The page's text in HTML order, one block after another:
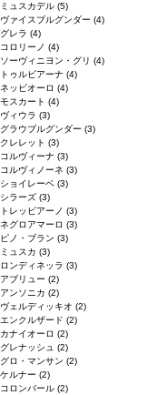
ミュスカデル (5)
ヴァイスブルグンダー (4)
グレラ (4)
コロリーノ (4)
ソーヴィニヨン・グリ (4)
トゥルビアーナ (4)
ネッビオーロ (4)
モスカート (4)
ヴィウラ (3)
グラウブルグンダー (3)
クレレット (3)
コルヴィーナ (3)
コルヴィノーネ (3)
ショイレーベ (3)
シラーズ (3)
トレッビアーノ (3)
ネグロアマーロ (3)
ピノ・ブラン (3)
ミュスカ (3)
ロンディネッラ (3)
アブリュー (2)
アンソニカ (2)
ヴェルディッキオ (2)
エンクルザード (2)
カナイオーロ (2)
グレナッシュ (2)
グロ・マンサン (2)
ケルナー (2)
コロンバール (2)